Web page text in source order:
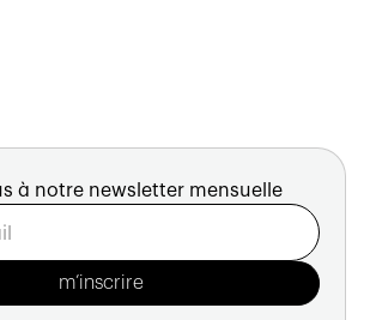
à notre newsletter mensuelle